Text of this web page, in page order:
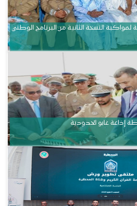
لمواكبة النسخة الثانية من البرنامج الوطني
محطة إذاعة غابو الحدودية